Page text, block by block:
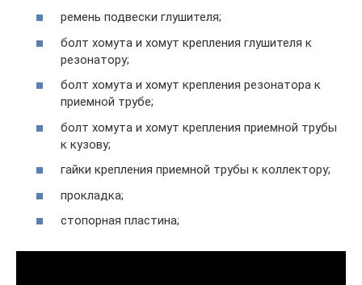
ремень подвески глушителя;
болт хомута и хомут крепления глушителя к
резонатору;
болт хомута и хомут крепления резонатора к
приемной трубе;
болт хомута и хомут крепления приемной трубы
к кузову;
гайки крепления приемной трубы к коллектору;
прокладка;
стопорная пластина;